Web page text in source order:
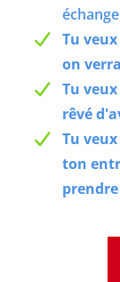
Tu
on
Tu
rêvé
Tu
ton